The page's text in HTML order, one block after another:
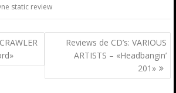
static review
Reviews de CD’s: VARIOUS
ARTISTS – «Headbangin’
201»